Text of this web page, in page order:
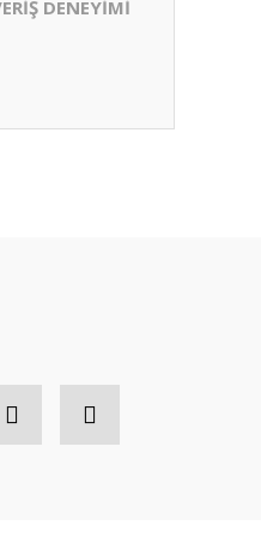
DENEYİMİ